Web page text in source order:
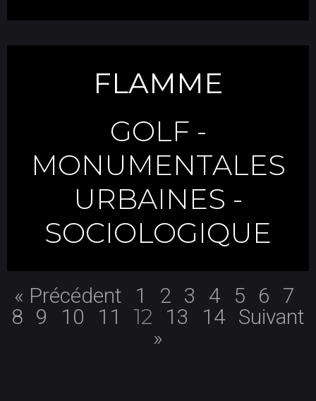
FLAMME
GOLF -
MONUMENTALES
URBAINES -
SOCIOLOGIQUE
« Précédent 1 2 3 4 5 6 7
8 9 10 11 12 13 14 Suivant
»